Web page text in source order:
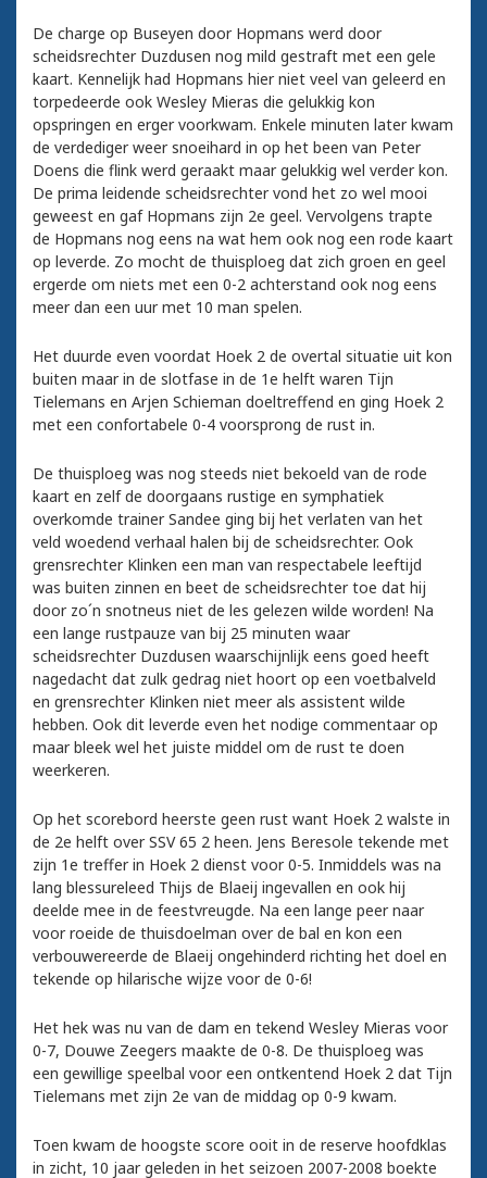
De charge op Buseyen door Hopmans werd door
scheidsrechter Duzdusen nog mild gestraft met een gele
kaart. Kennelijk had Hopmans hier niet veel van geleerd en
torpedeerde ook Wesley Mieras die gelukkig kon
opspringen en erger voorkwam. Enkele minuten later kwam
de verdediger weer snoeihard in op het been van Peter
Doens die flink werd geraakt maar gelukkig wel verder kon.
De prima leidende scheidsrechter vond het zo wel mooi
geweest en gaf Hopmans zijn 2e geel. Vervolgens trapte
de Hopmans nog eens na wat hem ook nog een rode kaart
op leverde. Zo mocht de thuisploeg dat zich groen en geel
ergerde om niets met een 0-2 achterstand ook nog eens
meer dan een uur met 10 man spelen.
Het duurde even voordat Hoek 2 de overtal situatie uit kon
buiten maar in de slotfase in de 1e helft waren Tijn
Tielemans en Arjen Schieman doeltreffend en ging Hoek 2
met een confortabele 0-4 voorsprong de rust in.
De thuisploeg was nog steeds niet bekoeld van de rode
kaart en zelf de doorgaans rustige en symphatiek
overkomde trainer Sandee ging bij het verlaten van het
veld woedend verhaal halen bij de scheidsrechter. Ook
grensrechter Klinken een man van respectabele leeftijd
was buiten zinnen en beet de scheidsrechter toe dat hij
door zo´n snotneus niet de les gelezen wilde worden! Na
een lange rustpauze van bij 25 minuten waar
scheidsrechter Duzdusen waarschijnlijk eens goed heeft
nagedacht dat zulk gedrag niet hoort op een voetbalveld
en grensrechter Klinken niet meer als assistent wilde
hebben. Ook dit leverde even het nodige commentaar op
maar bleek wel het juiste middel om de rust te doen
weerkeren.
Op het scorebord heerste geen rust want Hoek 2 walste in
de 2e helft over SSV 65 2 heen. Jens Beresole tekende met
zijn 1e treffer in Hoek 2 dienst voor 0-5. Inmiddels was na
lang blessureleed Thijs de Blaeij ingevallen en ook hij
deelde mee in de feestvreugde. Na een lange peer naar
voor roeide de thuisdoelman over de bal en kon een
verbouwereerde de Blaeij ongehinderd richting het doel en
tekende op hilarische wijze voor de 0-6!
Het hek was nu van de dam en tekend Wesley Mieras voor
0-7, Douwe Zeegers maakte de 0-8. De thuisploeg was
een gewillige speelbal voor een ontkentend Hoek 2 dat Tijn
Tielemans met zijn 2e van de middag op 0-9 kwam.
Toen kwam de hoogste score ooit in de reserve hoofdklas
in zicht, 10 jaar geleden in het seizoen 2007-2008 boekte